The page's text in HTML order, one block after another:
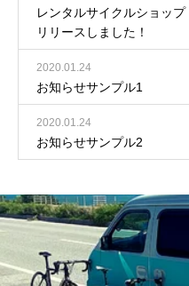
レンタルサイクルショッ
リリースしました！
2020.01.24
お知らせサンプル1
2020.01.24
お知らせサンプル2